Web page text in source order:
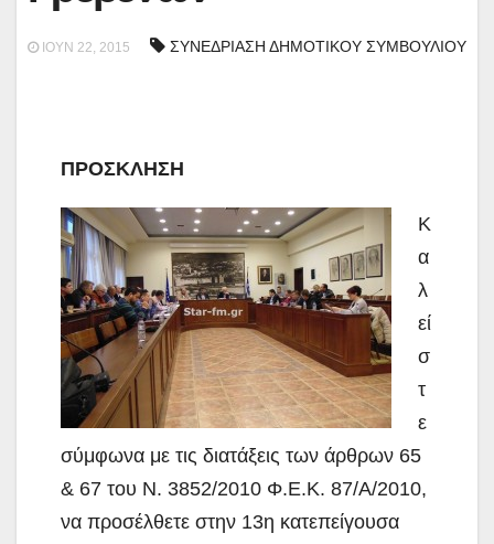
ΙΟΎΝ 22, 2015 ΣΥΝΕΔΡΙΑΣΗ ΔΗΜΟΤΙΚΟΥ ΣΥΜΒΟΥΛΙΟΥ
ΠΡΟΣΚΛΗΣΗ
Κ
α
λ
εί
σ
τ
ε
σύμφωνα με τις διατάξεις των άρθρων 65
& 67 του Ν. 3852/2010 Φ.Ε.Κ. 87/Α/2010,
να προσέλθετε στην 13η κατεπείγουσα